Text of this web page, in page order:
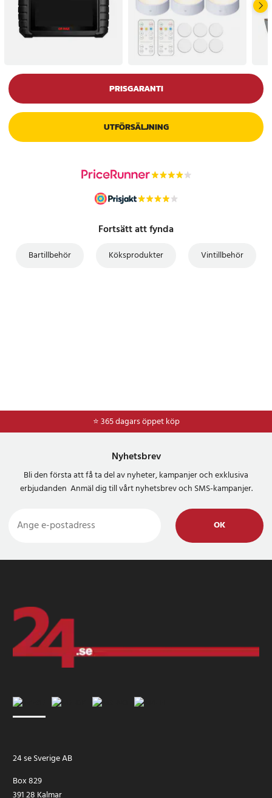
PRISGARANTI
UTFÖRSÄLJNING
Fortsätt att fynda
Bartillbehör Köksprodukter Vintillbehör
⭐ 365 dagars öppet köp
⭐Frakt 49kr *
Nyhetsbrev
Bli den första att få ta del av nyheter, kampanjer och exklusiva
erbjudanden Anmäl dig till vårt nyhetsbrev och SMS-kampanjer.
OK
24 se Sverige AB
Box 829